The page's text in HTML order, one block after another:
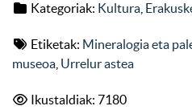
Kategoriak: Kultura
Etiketak: Mineralogia eta
museoa Urrelur astea
Ikustaldiak: 7180